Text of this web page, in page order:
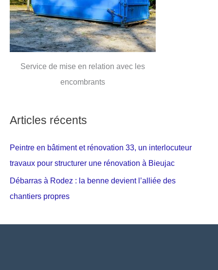
Service de mise en relation avec les
encombrants
Articles récents
Peintre en bâtiment et rénovation 33, un interlocuteur
travaux pour structurer une rénovation à Bieujac
Débarras à Rodez : la benne devient l’alliée des
chantiers propres